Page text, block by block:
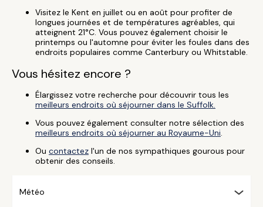
Visitez le Kent en juillet ou en août pour profiter de
longues journées et de températures agréables, qui
atteignent 21°C. Vous pouvez également choisir le
printemps ou l'automne pour éviter les foules dans des
endroits populaires comme Canterbury ou Whitstable.
Vous hésitez encore ?
Élargissez votre recherche pour découvrir tous les
meilleurs endroits où séjourner dans le Suffolk.
Vous pouvez également consulter notre sélection des
meilleurs endroits où séjourner au Royaume-Uni.
Ou contactez l'un de nos sympathiques gourous pour
obtenir des conseils.
Météo